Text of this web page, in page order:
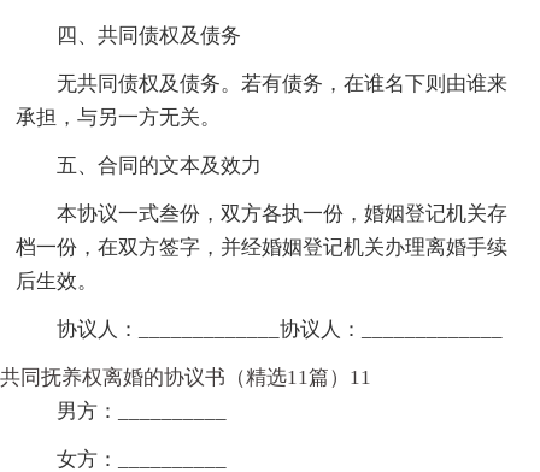
四、共同债权及债务
无共同债权及债务。若有债务，在谁名下则由谁来
承担，与另一方无关。
五、合同的文本及效力
本协议一式叁份，双方各执一份，婚姻登记机关存
档一份，在双方签字，并经婚姻登记机关办理离婚手续
后生效。
协议人：_____________协议人：_____________
共同抚养权离婚的协议书（精选11篇）11
男方：__________
女方：__________